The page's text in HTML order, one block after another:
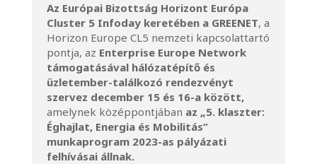
Az Európai Bizottság Horizont Európa
Cluster 5 Infoday keretében a GREENET, a
Horizon Europe CL5 nemzeti kapcsolattartó
pontja, az Enterprise Europe Network
támogatásával hálózatépítő és
üzletember-találkozó rendezvényt
szervez december 15 és 16-a között,
amelynek középpontjában az „5. klaszter:
Éghajlat, Energia és Mobilitás”
munkaprogram 2023-as pályázati
felhívásai állnak.